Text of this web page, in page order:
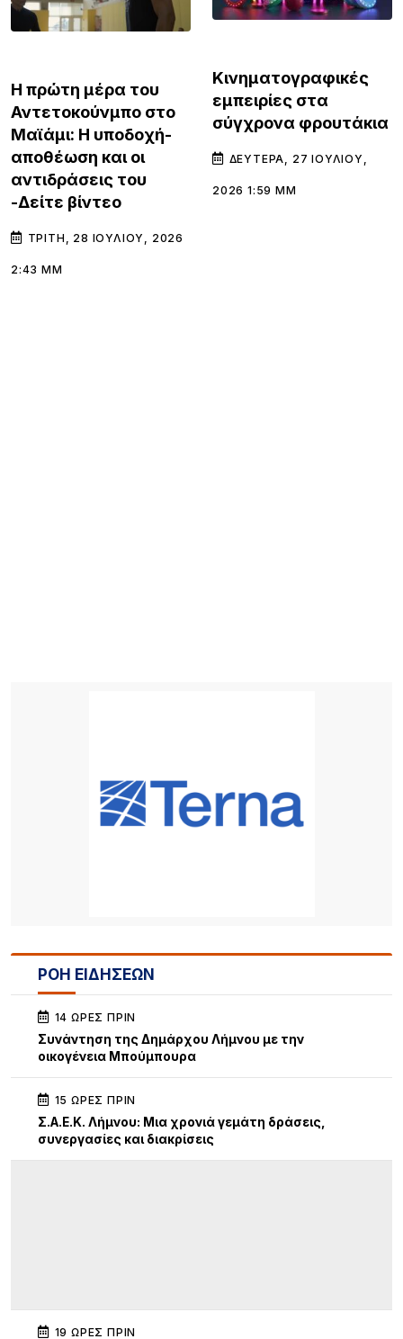
Η πρώτη μέρα του
Αντετοκούνμπο στο
Μαϊάμι: Η υποδοχή-
αποθέωση και οι
αντιδράσεις του
-Δείτε βίντεο
ΤΡΊΤΗ, 28 ΙΟΥΛΊΟΥ, 2026
2:43 ΜΜ
Κινηματογραφικές
εμπειρίες στα
σύγχρονα φρουτάκια
ΔΕΥΤΈΡΑ, 27 ΙΟΥΛΊΟΥ,
2026 1:59 ΜΜ
ΡΟΗ ΕΙΔΗΣΕΩΝ
14 ΏΡΕΣ ΠΡΙΝ
Συνάντηση της Δημάρχου Λήμνου με την
οικογένεια Μπούμπουρα
15 ΏΡΕΣ ΠΡΙΝ
Σ.Α.Ε.Κ. Λήμνου: Μια χρονιά γεμάτη δράσεις,
συνεργασίες και διακρίσεις
19 ΏΡΕΣ ΠΡΙΝ